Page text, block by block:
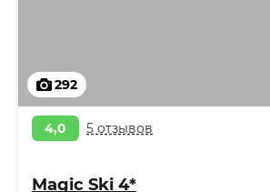
292
4,0 5 отзывов
Magic Ski 4*